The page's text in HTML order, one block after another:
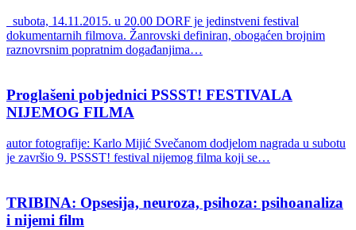
subota, 14.11.2015. u 20.00 DORF je jedinstveni festival
dokumentarnih filmova. Žanrovski definiran, obogaćen brojnim
raznovrsnim popratnim događanjima…
Proglašeni pobjednici PSSST! FESTIVALA
NIJEMOG FILMA
autor fotografije: Karlo Mijić Svečanom dodjelom nagrada u subotu
je završio 9. PSSST! festival nijemog filma koji se…
TRIBINA: Opsesija, neuroza, psihoza: psihoanaliza
i nijemi film